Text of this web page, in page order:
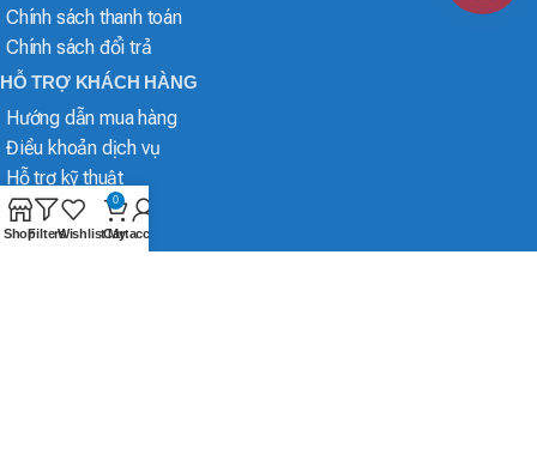
Chính sách thanh toán
Chính sách đổi trả
HỖ TRỢ KHÁCH HÀNG
Hướng dẫn mua hàng
Điều khoản dịch vụ
Hỗ trợ kỹ thuật
ShopFiltersWishlist
0
Cart
My account